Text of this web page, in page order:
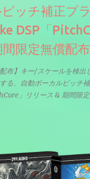
ッチ補正プ
DSP「
限定無償配布
配布】キー/スケールを検出
る、自動ボーカルピッチ
」リリース & 期間限定